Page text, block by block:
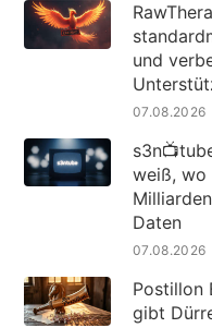
und
07.08.2026
weiß, wo
Daten
07.08.2026
Postillon
gibt